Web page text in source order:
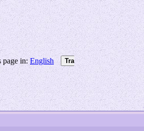
Не в силе